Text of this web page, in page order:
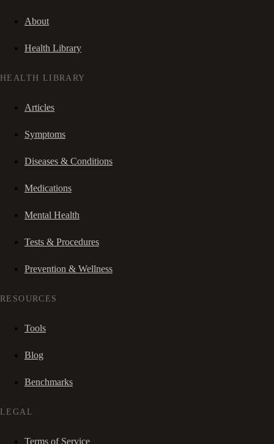
About
Health Library
HEALTH LIBRARY
Articles
Symptoms
Diseases & Conditions
Medications
Mental Health
Tests & Procedures
Prevention & Wellness
RESOURCES
Tools
Blog
Benchmarks
LEGAL
Terms of Service